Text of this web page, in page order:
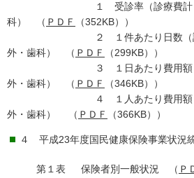
１ 受診率（診療費計・入
科） （ ＰＤＦ
（352KB））
２ １件あたり日数（診療費
外・歯科） （ ＰＤＦ
（299KB））
３ １日あたり費用額（診療
外・歯科） （ ＰＤＦ
（346KB））
４ １人あたり費用額（診療
外・歯科） （ ＰＤＦ （366KB））
４ 平成23年度国民健康保険事業状況
第１表 保険者別一般状況 （ Ｐ